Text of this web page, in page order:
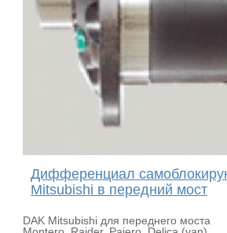
Дифференциал
Mitsubishi в передний мост
DAK Mitsubishi для переднего моста